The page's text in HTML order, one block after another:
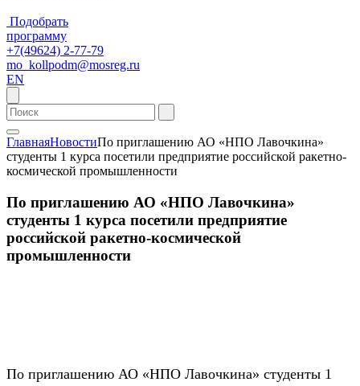
Подобрать
программу
+7(49624) 2-77-79
mo_kollpodm@mosreg.ru
EN
ГлавнаяНовостиПо приглашению АО «НПО Лавочкина»
студенты 1 курса посетили предприятие российской ракетно-
космической промышленности
По приглашению АО «НПО Лавочкина»
студенты 1 курса посетили предприятие
российской ракетно-космической
промышленности
По приглашению АО «НПО Лавочкина» студенты 1